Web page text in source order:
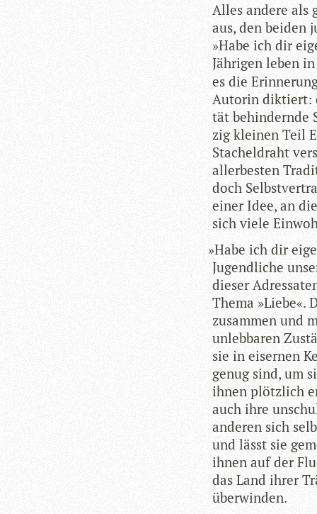
Alles andere als
aus, den bei­den
»Habe ich dir
Jäh­ri­gen leben
es die
Autorin dik­tiert:
tät behin­dernde
zig klei­nen Teil
Sta­chel­draht
aller­bes­ten
doch
einer Idee, an
sich viele
»Habe ich dir
Jugend­li­che
die­ser
Thema »Liebe«.
zusam­men und
unleb­ba­ren
sie in eiser­nen
genug sind, um
ihnen plötz­lich
auch ihre
ande­ren sich
und lässt sie
ihnen auf der
das Land ihrer
überwinden.